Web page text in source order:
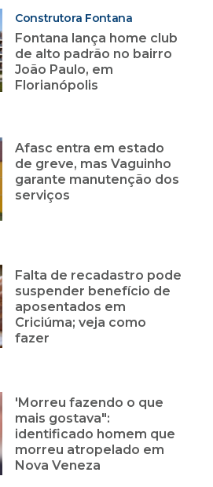
Construtora Fontana
Fontana lança home club
de alto padrão no bairro
João Paulo, em
Florianópolis
Afasc entra em estado
de greve, mas Vaguinho
garante manutenção dos
serviços
Falta de recadastro pode
suspender benefício de
aposentados em
Criciúma; veja como
fazer
'Morreu fazendo o que
mais gostava":
identificado homem que
morreu atropelado em
Nova Veneza